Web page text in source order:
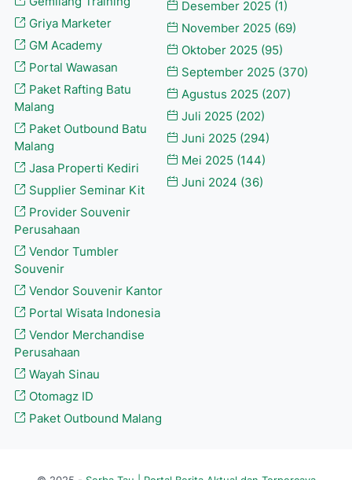
Griya Marketer
GM Academy
Portal Wawasan
Paket Rafting Batu
Malang
Paket Outbound Batu
Malang
Jasa Properti Kediri
Supplier Seminar Kit
Provider Souvenir
Perusahaan
Vendor Tumbler
Souvenir
Vendor Souvenir Kantor
Portal Wisata Indonesia
Vendor Merchandise
Perusahaan
Wayah Sinau
Otomagz ID
Paket Outbound Malang
Desember 2025 (1)
November 2025 (69)
Oktober 2025 (95)
September 2025 (370)
Agustus 2025 (207)
Juli 2025 (202)
Juni 2025 (294)
Mei 2025 (144)
Juni 2024 (36)